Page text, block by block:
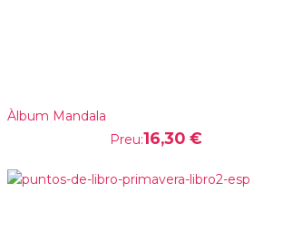
Àlbum Mandala
Preu:16,30 €